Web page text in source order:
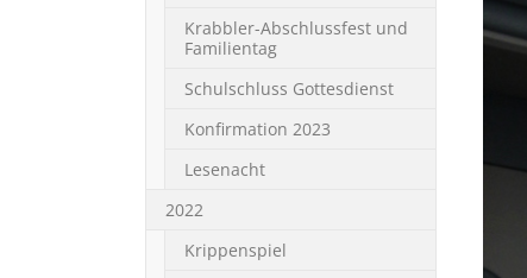
Krabbler-Abschlussfest und
Familientag
Schulschluss Gottesdienst
Konfirmation 2023
Lesenacht
2022
Krippenspiel